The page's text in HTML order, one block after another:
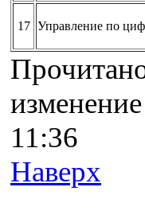
17 Управление по
11:36
Наверх